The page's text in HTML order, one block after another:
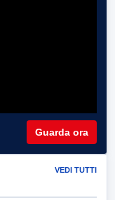
Guarda ora
VEDI TUTTI